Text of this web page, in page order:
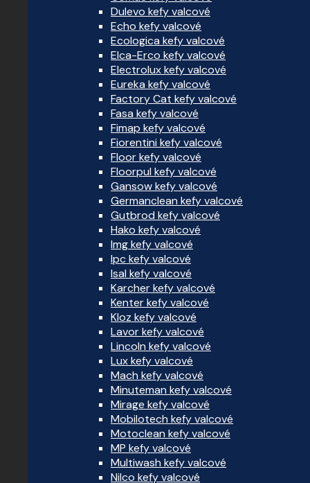
Dulevo kefy valcové
Echo kefy valcové
Ecologica kefy valcové
Elca-Erco kefy valcové
Electrolux kefy valcové
Eureka kefy valcové
Factory Cat kefy valcové
Fasa kefy valcové
Fimap kefy valcové
Fiorentini kefy valcové
Floor kefy valcové
Floorpul kefy valcové
Gansow kefy valcové
Germanclean kefy valcové
Gutbrod kefy valcové
Hako kefy valcové
Img kefy valcové
Ipc kefy valcové
Isal kefy valcové
Karcher kefy valcové
Kenter kefy valcové
Kloz kefy valcové
Lavor kefy valcové
Lincoln kefy valcové
Lux kefy valcové
Mach kefy valcové
Minuteman kefy valcové
Mirage kefy valcové
Mobilotech kefy valcové
Motoclean kefy valcové
MP kefy valcové
Multiwash kefy valcové
Nilco kefy valcové